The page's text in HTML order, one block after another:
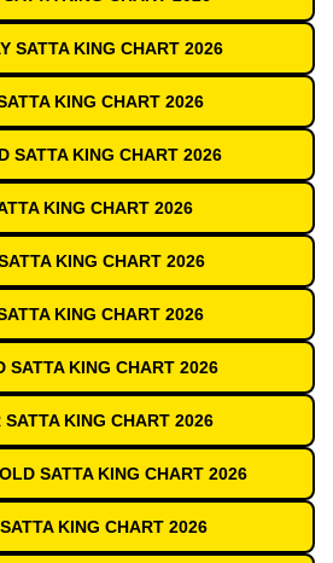
SATTA KING CHART 2026
KING CHART 2026
SATTA KING CHART 2026
KING CHART 2026
KING CHART 2026
KING CHART 2026
SATTA KING CHART 2026
KING CHART 2026
SATTA KING CHART 2026
KING CHART 2026